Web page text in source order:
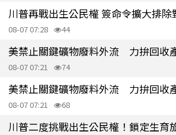
川普再戰出生公民權 簽命令擴大排
08-07 07:28 44
美禁止關鍵礦物廢料外流 力拚回收
08-07 07:21 74
美禁止關鍵礦物廢料外流 力拚回收
08-07 07:21 68